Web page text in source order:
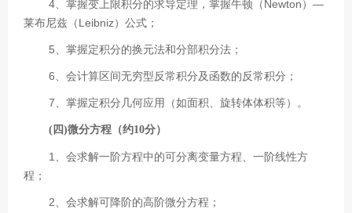
4、掌握变上限积分的求导定理，掌握牛顿（Newton）—
莱布尼兹（Leibniz）公式；
5、掌握定积分的换元法和分部积分法；
6、会计算区间无穷型反常积分及函数的反常积分；
7、掌握定积分几何应用（如面积、旋转体体积等）。
(四)微分方程（约10分）
1、会求解一阶方程中的可分离变量方程、一阶线性方
程；
2、会求解可降阶的高阶微分方程；